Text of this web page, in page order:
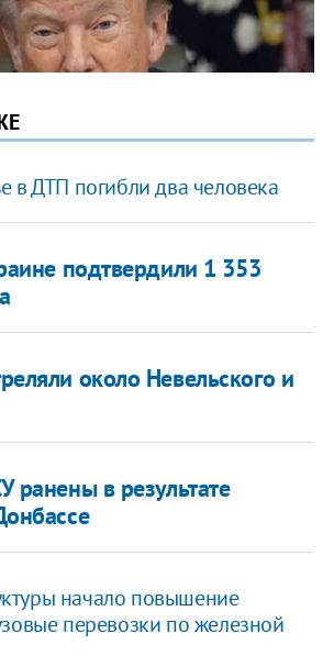
в ДТП погибли два человека
подтвердили 1 353
около Невельского и
ранены в результате
начало повышение
перевозки по железной